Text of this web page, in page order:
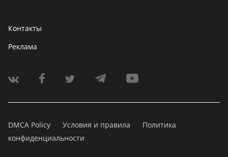
Контакты
Реклама
DMCA Policy Условия и правила
Политика
конфиденциальности